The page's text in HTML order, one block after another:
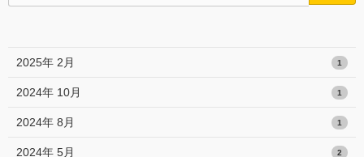
2025年 2月 1
2024年 10月 1
2024年 8月 1
2024年 5月 2